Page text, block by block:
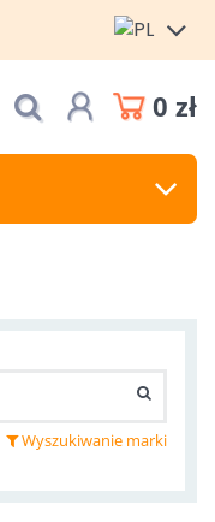
0 zł
Wyszukiwanie marki